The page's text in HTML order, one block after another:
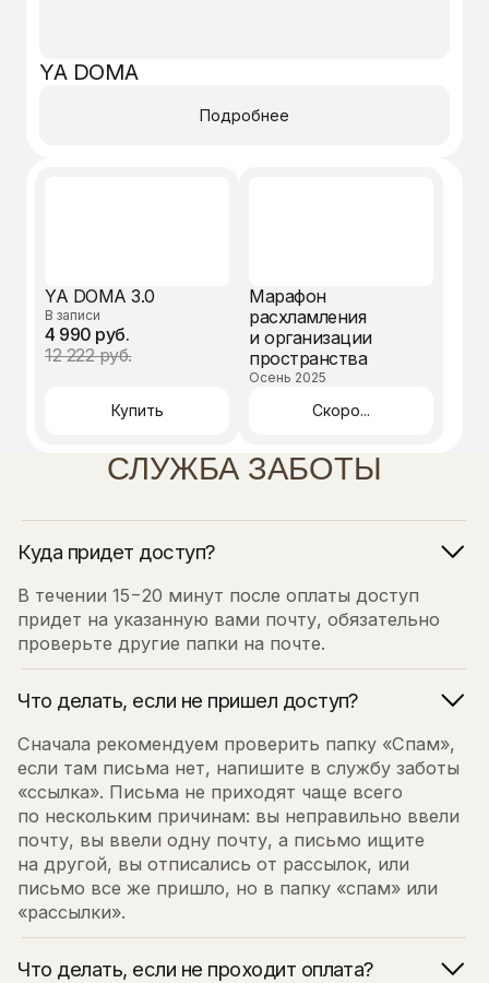
YA DOMA
Подробнее
YA DOMA 3.0
В записи
4 990 руб.
12 222 руб.
Купить
Марафон
расхламления
и организации
пространства
Осень 2025
Скоро...
СЛУЖБА ЗАБОТЫ
проверьте другие папки на почте.
если там письма нет, напишите в службу заботы
«ссылка». Письма не приходят чаще всего
по нескольким причинам: вы неправильно ввели
почту, вы ввели одну почту, а письмо ищите
на другой, вы отписались от рассылок, или
письмо все же пришло, но в папку «спам» или
«рассылки».
Что делать, если не проходит оплата?
Написать в службу заботы
Как оплатить не из России
Для этого на странице оплаты необходимо